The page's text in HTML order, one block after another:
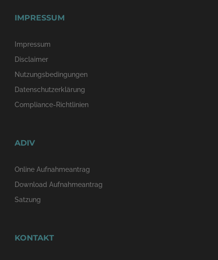
IMPRESSUM
Impressum
Disclaimer
Nutzungsbedingungen
Datenschutzerklärung
Compliance-Richtlinien
ADIV
Online Aufnahmeantrag
Download Aufnahmeantrag
Satzung
KONTAKT